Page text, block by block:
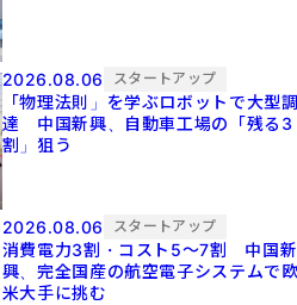
2026.08.06 スタートアップ
「物理法則」を学ぶロボットで大型
達 中国新興、自動車工場の「残る3
割」狙う
2026.08.06 スタートアップ
消費電力3割・コスト5〜7割 中国新
興、完全国産の航空電子システムで
米大手に挑む